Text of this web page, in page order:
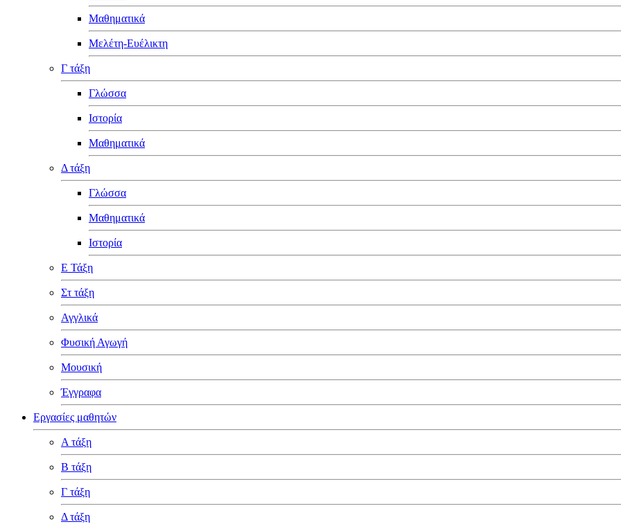
Μαθηματικά
Μελέτη-Ευέλικτη
Γ τάξη
Γλώσσα
Ιστορία
Μαθηματικά
Δ τάξη
Γλώσσα
Μαθηματικά
Ιστορία
Ε Τάξη
Στ τάξη
Αγγλικά
Φυσική Αγωγή
Μουσική
Έγγραφα
Εργασίες μαθητών
Α τάξη
Β τάξη
Γ τάξη
Δ τάξη